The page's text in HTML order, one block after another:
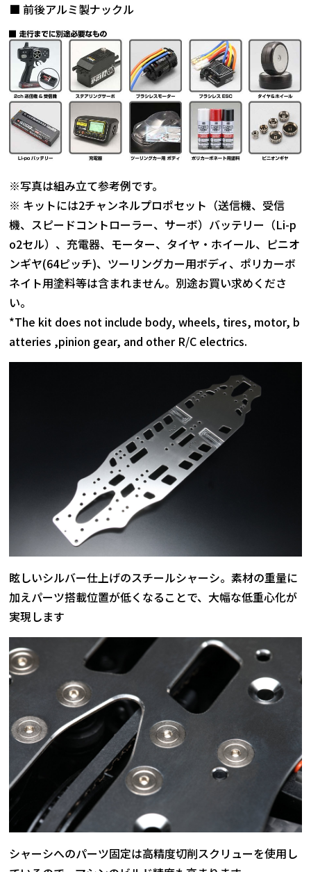
■ 前後アルミ製ナックル
※写真は組み立て参考例です。
※ キットには2チャンネルプロポセット（送信機、受信
機、スピードコントローラー、サーボ）バッテリー（Li-p
o2セル）、充電器、モーター、タイヤ・ホイール、ピニオ
ンギヤ(64ピッチ)、ツーリングカー用ボディ、ポリカーボ
ネイト用塗料等は含まれません。別途お買い求めくださ
い。
*The kit does not include body, wheels, tires, motor, b
atteries ,pinion gear, and other R/C electrics.
眩しいシルバー仕上げのスチールシャーシ。素材の重量に
加えパーツ搭載位置が低くなることで、大幅な低重心化が
実現します
シャーシへのパーツ固定は高精度切削スクリューを使用し